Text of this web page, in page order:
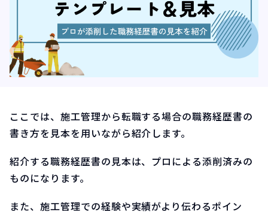
ここでは、施工管理から転職する場合の職務経歴書の
書き方を見本を用いながら紹介します。
紹介する職務経歴書の見本は、プロによる添削済みの
ものになります。
また、施工管理での経験や実績がより伝わるポイン